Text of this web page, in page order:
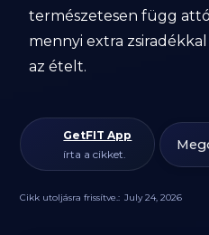
természetesen függ
mennyi extra
az ételt.
GetFIT App
írta a cikket.
Cikk utoljásra frissítve.: July 24, 2026